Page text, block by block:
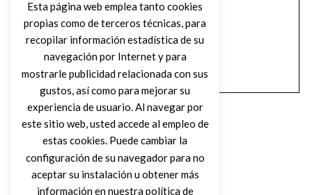
(C) DIRTY ROCK MAGAZINE
Esta página web emplea tanto cookies
propias como de terceros técnicas, para
recopilar información estadística de su
navegación por Internet y para
mostrarle publicidad relacionada con sus
gustos, así como para mejorar su
experiencia de usuario. Al navegar por
este sitio web, usted accede al empleo de
estas cookies. Puede cambiar la
configuración de su navegador para no
aceptar su instalación u obtener más
información en nuestra política de